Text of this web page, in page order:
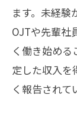
ます。未経験
OJTや先輩社
く働き始める
定した収入を
く報告されて